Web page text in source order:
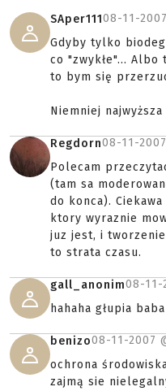
SAper11108-11-
Gdyby tylko
co "zwykłe"...
to bym się
Niemniej
Regdorn08-11-
Polecam
(tam sa
do konca).
ktory wyraznie
juz jest, i
to strata czasu.
gall_anonim08-11-
hahaha głupia baba
benizo08-11-2007
ochrona
zajmą sie